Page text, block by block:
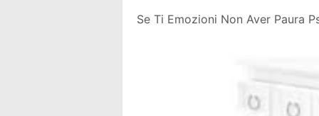
Se Ti Emozioni Non Aver Paura